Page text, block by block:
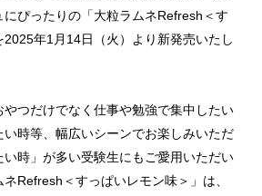
にぴったりの「大粒ラムネRefresh＜す
2025年1月14日（火）より新発売いたし
やつだけでなく仕事や勉強で集中したい
時等、幅広いシーンでお楽しみいただ
時」が多い受験生にもご愛用いただい
Refresh＜すっぱいレモン味＞」は、